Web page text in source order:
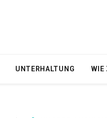
UNTERHALTUNG WIE